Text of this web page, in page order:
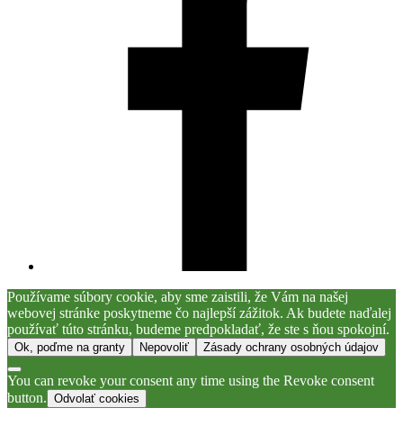
Používame súbory cookie, aby sme zaistili, že Vám na našej
webovej stránke poskytneme čo najlepší zážitok. Ak budete naďalej
používať túto stránku, budeme predpokladať, že ste s ňou spokojní.
Ok, poďme na granty Nepovoliť Zásady ochrany osobných údajov
You can revoke your consent any time using the Revoke consent
button. Odvolať cookies